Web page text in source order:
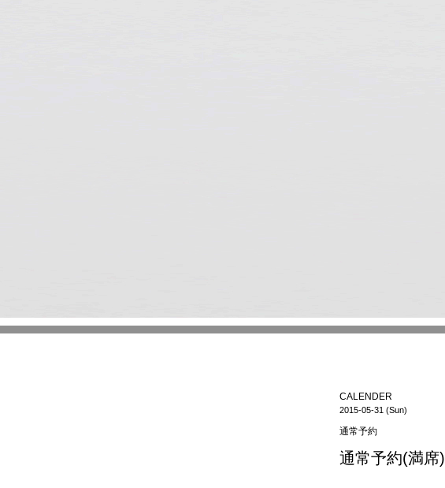
CALENDER
2015-05-31 (Sun)
通常予約
通常予約(満席)